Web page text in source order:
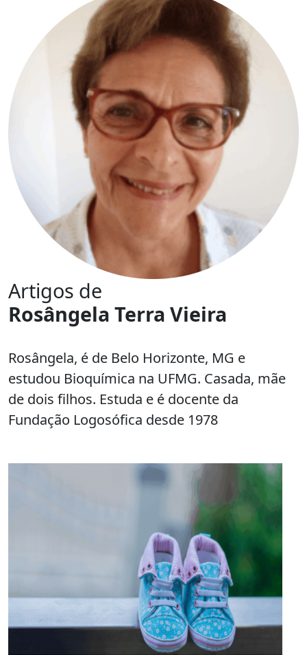
Artigos de
Rosângela Terra Vieira
Rosângela, é de Belo Horizonte, MG e
estudou Bioquímica na UFMG. Casada, mãe
de dois filhos. Estuda e é docente da
Fundação Logosófica desde 1978